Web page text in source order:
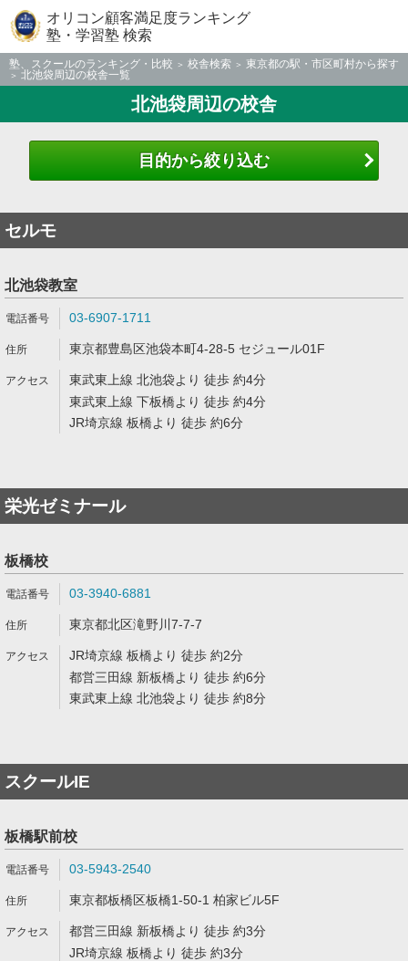
オリコン顧客満足度ランキング
塾・学習塾 検索
塾、スクールのランキング・比較 校舎検索
東京都の駅・市区町村から探す
北池袋周辺の校舎一覧
北池袋周辺の校舎
目的から絞り込む
セルモ
北池袋教室
03-6907-1711
東京都豊島区池袋本町4-28-5 セジュール01F
東武東上線 北池袋より 徒歩 約4分
東武東上線 下板橋より 徒歩 約4分
JR埼京線 板橋より 徒歩 約6分
栄光ゼミナール
板橋校
03-3940-6881
東京都北区滝野川7-7-7
JR埼京線 板橋より 徒歩 約2分
都営三田線 新板橋より 徒歩 約6分
東武東上線 北池袋より 徒歩 約8分
スクールIE
板橋駅前校
03-5943-2540
東京都板橋区板橋1-50-1 柏家ビル5F
都営三田線 新板橋より 徒歩 約3分
JR埼京線 板橋より 徒歩 約3分